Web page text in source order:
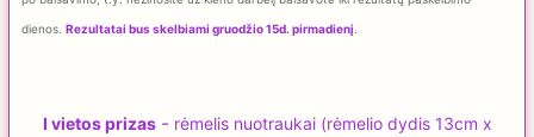
dienos. Rezultatai bus skelbiami gruodžio 15d. pirmadienį
I vietos prizas- rėmelis nuotraukai (rėmelio dydis 13cm x